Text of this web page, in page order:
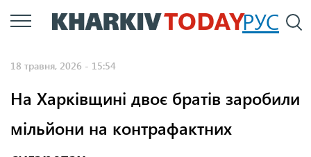
Перейти
до
РУС
18 травня, 2026 - 15:54
На Харківщині двоє братів заробили
мільйони на контрафактних